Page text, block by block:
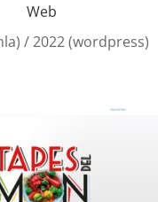
Web
/ 2022 (wordpress)